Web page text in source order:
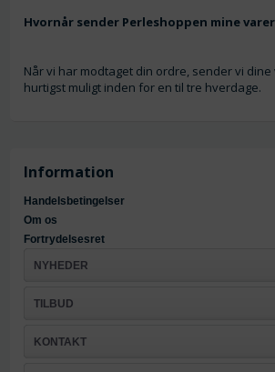
Hvornår sender Perleshoppen mine
Når vi har modtaget din ordre, sender vi
hurtigst muligt inden for en til tre hverdage.
Information
Handelsbetingelser
Om os
Fortrydelsesret
NYHEDER
TILBUD
KONTAKT